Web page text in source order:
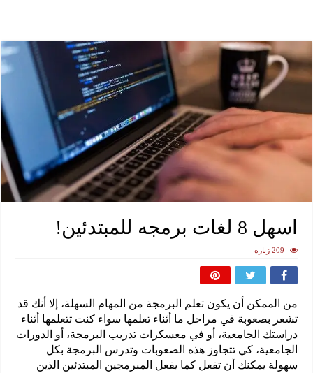
اسهل 8 لغات برمجه للمبتدئين!
209 زيارة
من الممكن أن يكون تعلم البرمجة من المهام السهلة، إلا أنك قد
تشعر بصعوبة في مراحل ما أثناء تعلمها سواء كنت تتعلمها أثناء
دراستك الجامعية، أو في معسكرات تدريب البرمجة، أو الدورات
الجامعية، كي تتجاوز هذه الصعوبات وتدرس البرمجة بكل
سهولة يمكنك أن تفعل كما يفعل المبرمجين المبتدئين الذين